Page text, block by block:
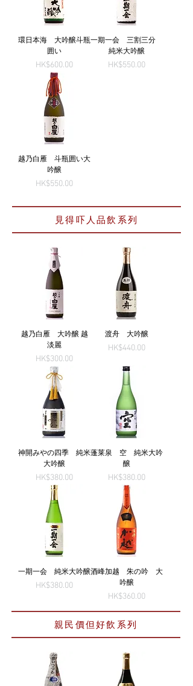
環日本海 大吟醸斗瓶
囲い
Price
HK$600.00
一期一会 三割三分
純米大吟醸
Price
HK$550.00
越乃白雁 斗瓶囲い大
吟醸
Price
HK$550.00
見得吓人品飲系列
越乃白雁 大吟醸 越
淡麗
Price
HK$300.00
渡舟 大吟醸
Price
HK$440.00
神開みやの四季 純米
大吟醸
Price
HK$380.00
蓬莱泉 空 純米大吟
醸
Price
HK$380.00
一期一会 純米大吟醸
Price
HK$380.00
酒峰加越 朱の吟 大
吟醸
Price
HK$360.00
親民價但好飲系列